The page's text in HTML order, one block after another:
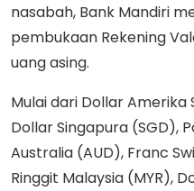
nasabah, Bank Mandiri
pembukaan Rekening
uang asing.
Mulai dari Dollar Amerika
Dollar Singapura (SGD),
Australia (AUD), Franc
Ringgit Malaysia (MYR),